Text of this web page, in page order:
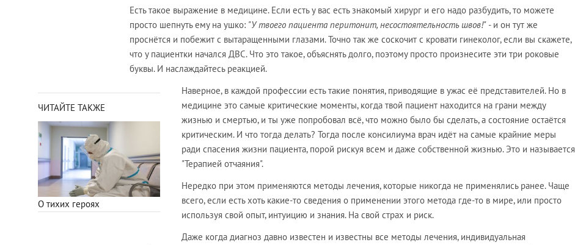
Есть такое выражение в медицине. Если есть у вас есть знакомый хирург и его надо разбудить, то можете
просто шепнуть ему на ушко: "У твоего пациента перитонит, несостоятельность швов!" - и он тут же
проснётся и побежит с вытаращенными глазами. Точно так же соскочит с кровати гинеколог, если вы скажете,
что у пациентки начался ДВС. Что это такое, объяснять долго, поэтому просто произнесите эти три роковые
буквы. И наслаждайтесь реакцией.
ЧИТАЙТЕ ТАКЖЕ
О тихих героях
Наверное, в каждой профессии есть такие понятия, приводящие в ужас её представителей. Но в
медицине это самые критические моменты, когда твой пациент находится на грани между
жизнью и смертью, и ты уже попробовал всё, что можно было бы сделать, а состояние остаётся
критическим. И что тогда делать? Тогда после консилиума врач идёт на самые крайние меры
ради спасения жизни пациента, порой рискуя всем и даже собственной жизнью. Это и называется
"Терапией отчаяния".
Нередко при этом применяются методы лечения, которые никогда не применялись ранее. Чаще
всего, если есть хоть какие-то сведения о применении этого метода где-то в мире, или просто
используя свой опыт, интуицию и знания. На свой страх и риск.
Даже когда диагноз давно известен и известны все методы лечения, индивидуальная